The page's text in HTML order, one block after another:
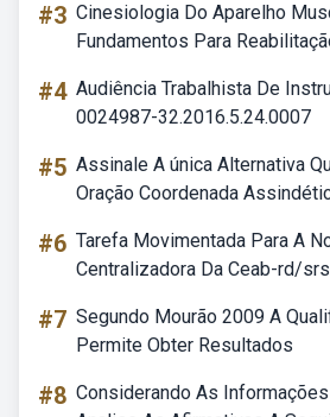
#3 Cinesiologia Do Aparelho
Fundamentos Para
#4 Audiência Trabalhista De
0024987-32.2016.5.24.0007
#5 Assinale A única Alternativa
Oração Coordenada
#6 Tarefa Movimentada Para A
Centralizadora Da Ceab-rd/
#7 Segundo Mourão 2009 A
Permite Obter Resultados
#8 Considerando As